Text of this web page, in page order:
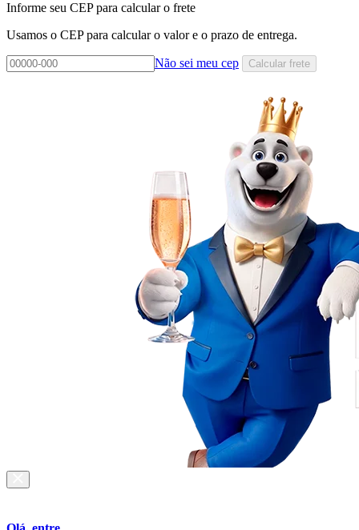
Informe seu CEP para calcular o frete
Usamos o CEP para calcular o valor e o prazo de entrega.
Não sei meu cep Calcular frete